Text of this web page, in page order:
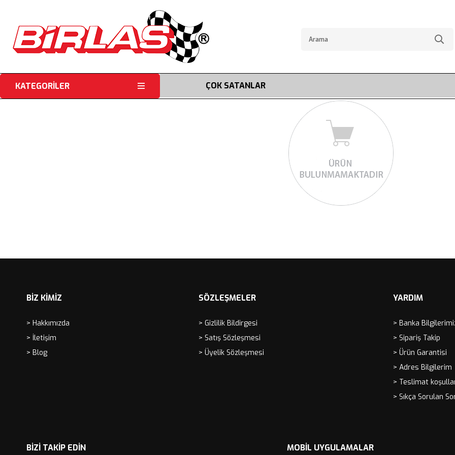
KATEGORİLER ÇOK SATANLAR
BİZ KİMİZ
> Hakkımızda
> İletişim
> Blog
SÖZLEŞMELER
> Gizlilik Bildirgesi
> Satış Sözleşmesi
> Üyelik Sözleşmesi
YARDIM
> Banka
> Sipariş Takip
> Ürün Garantisi
> Adres Bilgilerim
> Teslimat
> Sıkça Sorulan
BIZI TAKIP EDIN MOBIL UYGULAMALAR